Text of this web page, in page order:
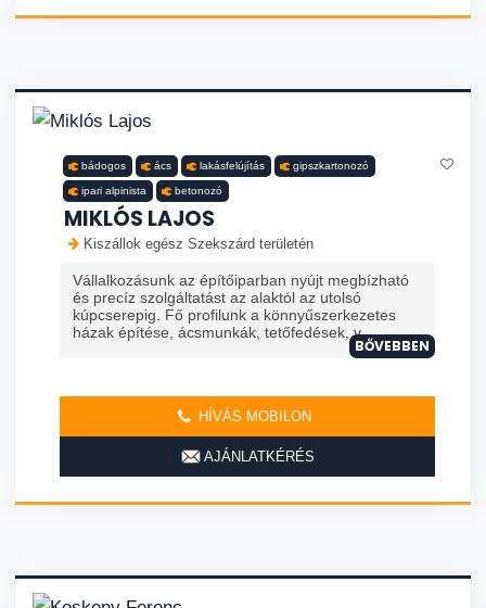
bádogos ács lakásfelújítás gipszkartonozó
ipari alpinista betonozó
MIKLÓS LAJOS
Kiszállok egész Szekszárd területén
Vállalkozásunk az építőiparban nyújt megbízható
és precíz szolgáltatást az alaktól az utolsó
kúpcserepig. Fő profilunk a könnyűszerkezetes
házak építése, ácsmunkák, tetőfedések, v...
BŐVEBBEN
HÍVÁS MOBILON
AJÁNLATKÉRÉS